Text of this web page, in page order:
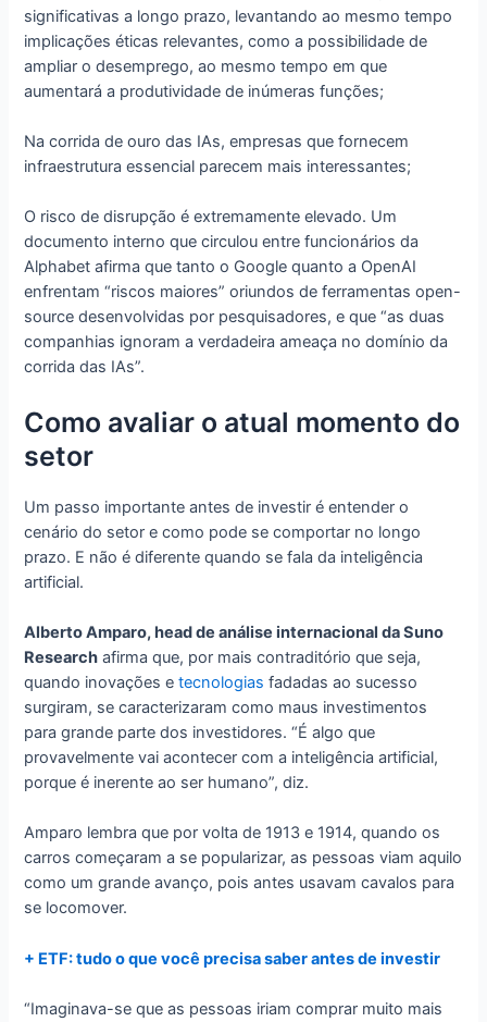
significativas a longo prazo, levantando ao mesmo tempo
implicações éticas relevantes, como a possibilidade de
ampliar o desemprego, ao mesmo tempo em que
aumentará a produtividade de inúmeras funções;
Na corrida de ouro das IAs, empresas que fornecem
infraestrutura essencial parecem mais interessantes;
O risco de disrupção é extremamente elevado. Um
documento interno que circulou entre funcionários da
Alphabet afirma que tanto o Google quanto a OpenAI
enfrentam “riscos maiores” oriundos de ferramentas open-
source desenvolvidas por pesquisadores, e que “as duas
companhias ignoram a verdadeira ameaça no domínio da
corrida das IAs”.
Como avaliar o atual momento do
setor
Um passo importante antes de investir é entender o
cenário do setor e como pode se comportar no longo
prazo. E não é diferente quando se fala da inteligência
artificial.
Alberto Amparo, head de análise internacional da Suno
Research afirma que, por mais contraditório que seja,
quando inovações etecnologias fadadas ao sucesso
surgiram, se caracterizaram como maus investimentos
para grande parte dos investidores. “É algo que
provavelmente vai acontecer com a inteligência artificial,
porque é inerente ao ser humano”, diz.
Amparo lembra que por volta de 1913 e 1914, quando os
carros começaram a se popularizar, as pessoas viam aquilo
como um grande avanço, pois antes usavam cavalos para
se locomover.
+ ETF: tudo o que você precisa saber antes de investir
“Imaginava-se que as pessoas iriam comprar muito mais